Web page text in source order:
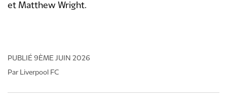
et Matthew Wright.
PUBLIÉ 9ÈME JUIN 2026
Par Liverpool FC